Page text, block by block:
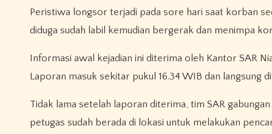
Peristiwa longsor terjadi pada sore hari saat korban
diduga sudah labil kemudian bergerak dan menimpa
Informasi awal kejadian ini diterima oleh Kantor SAR
Laporan masuk sekitar pukul 16.34 WIB dan
Tidak lama setelah laporan diterima, tim SAR
petugas sudah berada di lokasi untuk melakukan